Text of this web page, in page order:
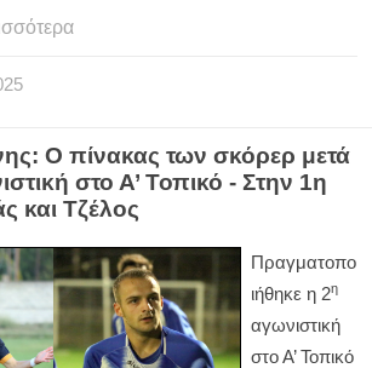
Ο πίνακας των σκόρερ μετά
στο Α’ Τοπικό - Στην 1η
και Τζέλος
Πραγματοπο
ιήθηκε η 2η
αγωνιστική
στο Α’ Τοπικό